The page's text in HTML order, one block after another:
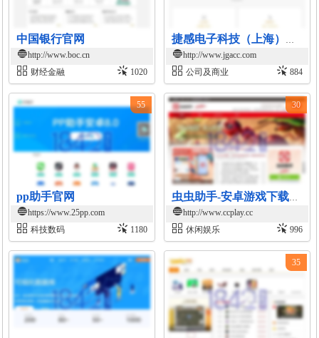
中国银行官网
http://www.boc.cn
财经金融
1020
捷感电子科技（上海）有限公司官网
http://www.jgacc.com
公司及商业
884
pp助手官网
https://www.25pp.com
科技数码
1180
55
虫虫助手-安卓游戏下载与攻略平台
http://www.ccplay.cc
休闲娱乐
996
30
35